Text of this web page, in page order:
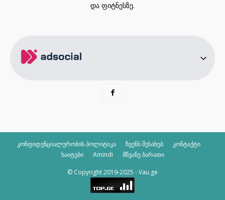
და ფიტნესზე.
კონფიდენციალურობის პოლიტიკა ჩვენს შესახებ
კონტაქტი
საიტები
Amindi მწვანე ბარათი
© Copyright 2019-2025 - Vau.ge